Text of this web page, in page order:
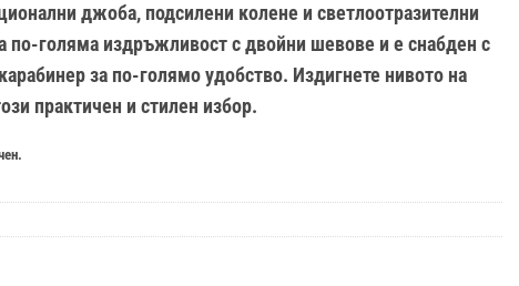
джоба, подсилени колене и светлоотразителни
по-голяма издръжливост с двойни шевове и е снабден с
карабинер за по-голямо удобство. Издигнете нивото на
практичен и стилен избор.